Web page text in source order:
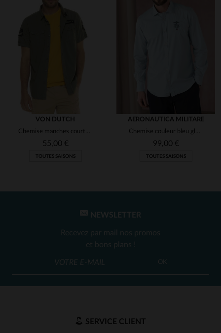
VON DUTCH
Chemise manches courtes en coton army kaki
55,00 €
TOUTES SAISONS
AERONAUTICA MILITARE
Chemise couleur bleu glacier avec logo aéronautique
99,00 €
TOUTES SAISONS
NEWSLETTER
Recevez par mail nos promos
et bons plans !
OK
SERVICE CLIENT